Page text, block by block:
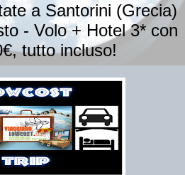
a Santorini (Grecia)
- Volo + Hotel 3* con
tutto incluso!